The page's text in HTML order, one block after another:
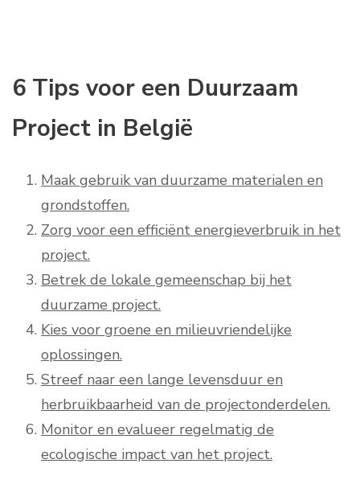
6 Tips voor een Duurzaam
Project in België
Maak gebruik van duurzame materialen en
grondstoffen.
Zorg voor een efficiënt energieverbruik in het
project.
Betrek de lokale gemeenschap bij het
duurzame project.
Kies voor groene en milieuvriendelijke
oplossingen.
Streef naar een lange levensduur en
herbruikbaarheid van de projectonderdelen.
Monitor en evalueer regelmatig de
ecologische impact van het project.